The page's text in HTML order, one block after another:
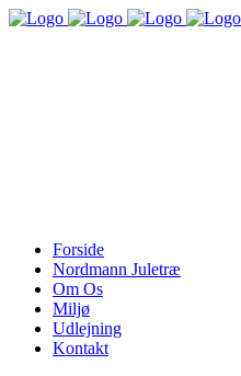
Forside
Nordmann Juletræ
Om Os
Miljø
Udlejning
Kontakt